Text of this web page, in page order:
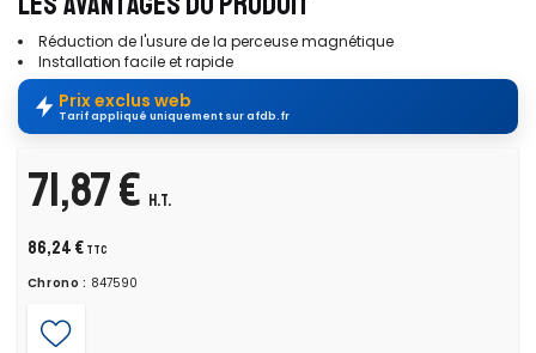
Réduction de l'usure de la perceuse magnétique
Installation facile et rapide
Prix exclus web
Tarif appliqué uniquement sur afdb.fr
71,87 € H.T.
86,24 € TTC
Chrono : 847590